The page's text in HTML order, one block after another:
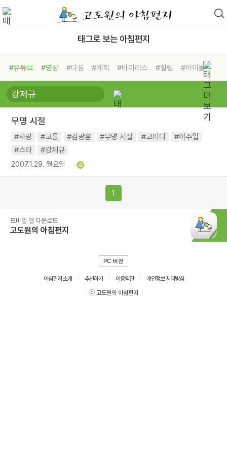
태그로 보는 아침편지
#유튜브 #명상 #다짐 #계획 #바이러스 #힐링
#아이들
#비전캠프
#독서캠프 #삶
#희망
#나눔 #친구 #링컨학교
#독서
#건강
무명 시절
#사랑 #고통 #김광훈 #무명 시절 #코미디
#이주일
#스타
#강제규
2007.1.29. 월요일
1
모바일 앱 다운로드
고도원의 아침편지
PC 버전
아침편지 소개 추천하기 이용약관
개인정보 처리방침
ⓒ 고도원의 아침편지